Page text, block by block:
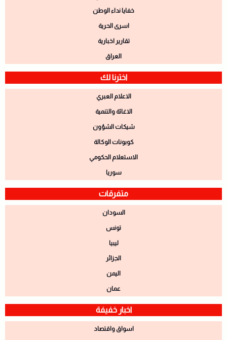
خفايا نداء الوطن
اسرى الحرية
تقارير اخبارية
العراق
اخترنا لك
الاعلام العبري
الاغاثة والتنمية
شيكات الشؤون
كوبونات الوكالة
الاستعلام الحكومي
سوريا
متفرقات
السودان
تونس
ليبيا
الجزائر
اليمن
عمان
اخبار خفيفة
اسواق واقتصاد